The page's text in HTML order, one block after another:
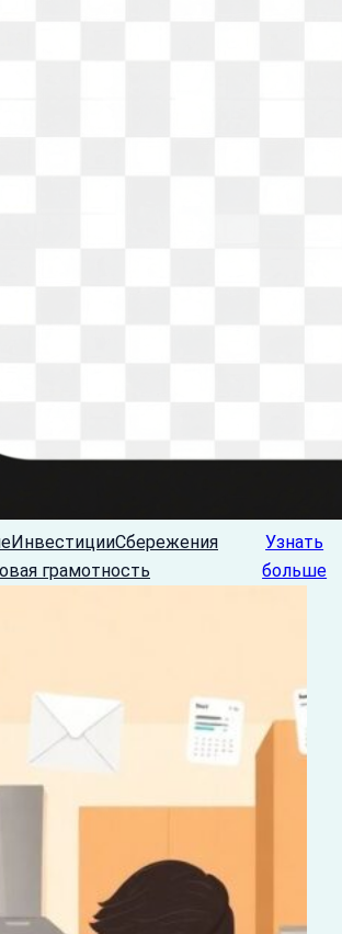
ИнвестицииСбережения
грамотность
Узнать
больше